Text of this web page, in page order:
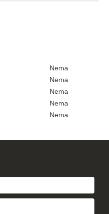
Nema
Nema
Nema
Nema
Nema